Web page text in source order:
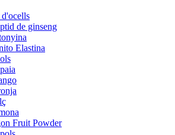
de ginseng
Elastina
Fruit Powder